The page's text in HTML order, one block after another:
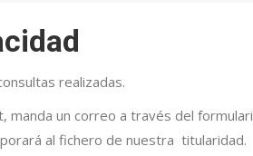
realizadas.
manda un correo a través del
al fichero de nuestra titularidad.